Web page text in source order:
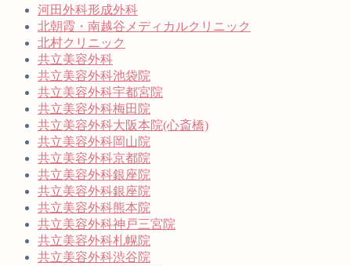
河田外科形成外科
北朝霞・南越谷メディカルクリニック
北村クリニック
共立美容外科
共立美容外科池袋院
共立美容外科宇都宮院
共立美容外科梅田院
共立美容外科大阪本院(心斎橋)
共立美容外科岡山院
共立美容外科京都院
共立美容外科銀座院
共立美容外科銀座院
共立美容外科熊本院
共立美容外科神戸三宮院
共立美容外科札幌院
共立美容外科渋谷院